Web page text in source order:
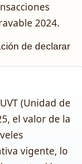
2024.
de declarar
(Unidad de
el valor de la
vigente, lo